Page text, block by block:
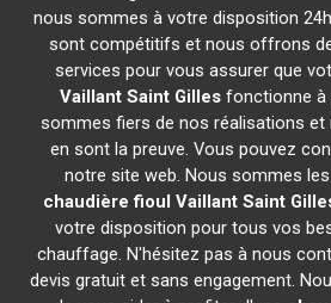
nous sommes à votre disposition
sont compétitifs et nous offrons
services pour vous assurer que
Vaillant Saint Gillesfonctionne à
sommes fiers de nos réalisations
en sont la preuve. Vous pouvez
notre site web. Nous sommes
chaudière fioul Vaillant Saint
votre disposition pour tous vos
chauffage. N'hésitez pas à nous
devis gratuit et sans engagement.